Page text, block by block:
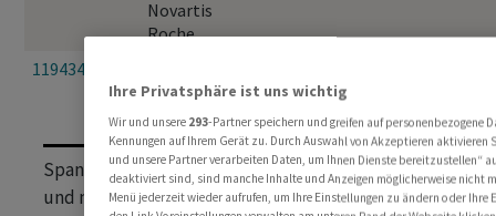
Novartis
Roche
119434852
Straumann
Spannende Anlagethemen, Fakten, Hintergründe
und mehr – aus der Welt der strukturierten
Ihre Privatsphäre ist uns wichtig
Wir und unsere 293-Partner speichern und greifen auf personenbezogene
Kennungen auf Ihrem Gerät zu. Durch Auswahl von Akzeptieren aktivieren
und unsere Partner verarbeiten Daten, um Ihnen Dienste bereitzustellen“
deaktiviert sind, sind manche Inhalte und Anzeigen möglicherweise nicht
Menü jederzeit wieder aufrufen, um Ihre Einstellungen zu ändern oder